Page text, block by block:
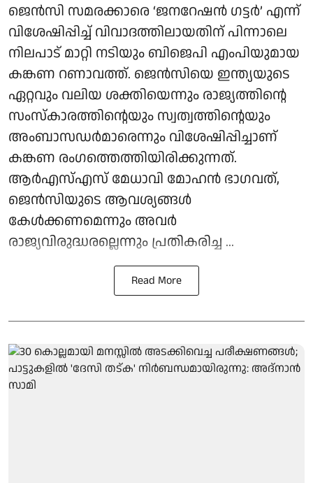
ജെൻസി സമരക്കാരെ ‘ജനറേഷൻ ഗട്ടർ’ എന്ന്
വിശേഷിപ്പിച്ച് വിവാദത്തിലായതിന് പിന്നാലെ
നിലപാട് മാറ്റി നടിയും ബിജെപി എംപിയുമായ
കങ്കണ റണാവത്ത്. ജെൻസിയെ ഇന്ത്യയുടെ
ഏറ്റവും വലിയ ശക്തിയെന്നും രാജ്യത്തിന്റെ
സംസ്കാരത്തിന്റെയും സ്വത്വത്തിന്റെയും
അംബാസഡർമാരെന്നും വിശേഷിപ്പിച്ചാണ്
കങ്കണ രംഗത്തെത്തിയിരിക്കുന്നത്.
ആർഎസ്എസ് മേധാവി മോഹൻ ഭാഗവത്,
ജെൻസിയുടെ ആവശ്യങ്ങൾ
കേൾക്കണമെന്നും അവർ
രാജ്യവിരുദ്ധരല്ലെന്നും പ്രതികരിച്ച ...
Read More